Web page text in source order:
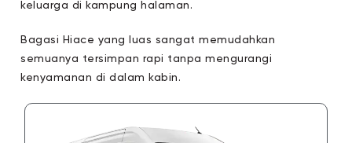
keluarga di kampung halaman.
Bagasi Hiace yang luas sangat memudahkan
semuanya tersimpan rapi tanpa mengurangi
kenyamanan di dalam kabin.